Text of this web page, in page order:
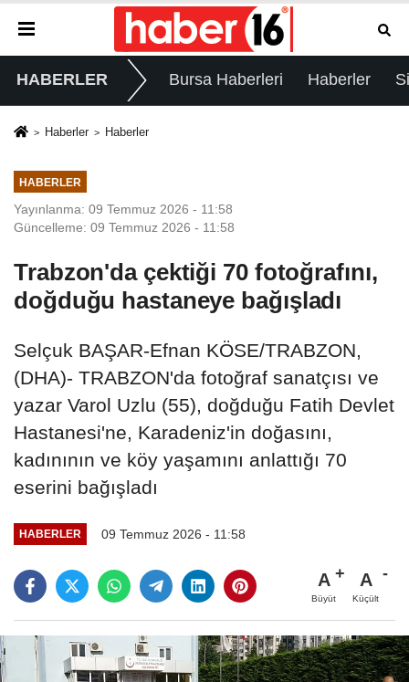
HABERLER Bursa Haberleri Haberler
Haberler Haberler
HABERLER
Yayınlanma: 09 Temmuz 2026 - 11:58
Güncelleme: 09 Temmuz 2026 - 11:58
Trabzon'da çektiği 70 fotoğrafını,
doğduğu hastaneye bağışladı
Selçuk BAŞAR-Efnan KÖSE/TRABZON,
(DHA)- TRABZON'da fotoğraf sanatçısı ve
yazar Varol Uzlu (55), doğduğu Fatih Devlet
Hastanesi'ne, Karadeniz'in doğasını,
kadınının ve köy yaşamını anlattığı 70
eserini bağışladı
HABERLER 09 Temmuz 2026 - 11:58
A
Büyüt
A
Küçült